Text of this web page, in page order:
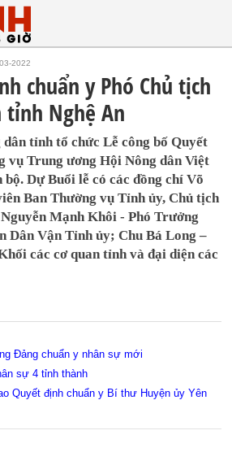
2022
chuẩn y Phó Chủ tịch
Nghệ An
dân tỉnh tổ chức Lễ công bố Quyết
vụ Trung ương Hội Nông dân Việt
bộ. Dự Buổi lễ có các đồng chí Võ
Ban Thường vụ Tỉnh ủy, Chủ tịch
Mạnh Khôi - Phó Trưởng
Dân Vận Tỉnh ủy; Chu Bá Long –
các cơ quan tỉnh và đại diện các
Đảng chuẩn y nhân sự mới
sự 4 tỉnh thành
Quyết định chuẩn y Bí thư Huyện ủy Yên